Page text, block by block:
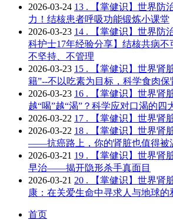
2026-03-24 13 . 【掌健识】世界防
力！结核患者呼吸功能锻炼小课堂
2026-03-23 14 . 【掌健识】世界防
科护士17年经验分享】结核共病不
不坚持、不管理
2026-03-23 15 . 【掌健识】世界肾
籍”--不以吃素为目标，科学食肉保
2026-03-23 16 . 【掌健识】世界肾
越“喝”越“渴”？科学应对口渴的四
2026-03-22 17 . 【掌健识】世界肾
2026-03-22 18 . 【掌健识】世界肾
——抗癌路上，你的肾脏也值得被
2026-03-21 19 . 【掌健识】世界肾
早治——揭开隐形杀手真面目
2026-03-21 20 . 【掌健识】世界肾
康：在关爱生命中寻求人与地球的
首页